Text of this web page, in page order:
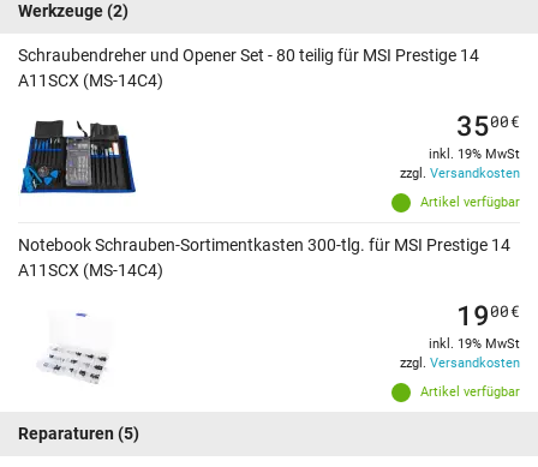
Werkzeuge(2)
Schraubendreher und Opener Set - 80 teilig für MSI Prestige 14
A11SCX (MS-14C4)
Artikel verfügbar
3500€
inkl. 19% MwSt
zzgl. Versandkosten
Notebook Schrauben-Sortimentkasten 300-tlg. für MSI Prestige 14
A11SCX (MS-14C4)
Artikel verfügbar
1900€
inkl. 19% MwSt
zzgl. Versandkosten
Reparaturen (5)